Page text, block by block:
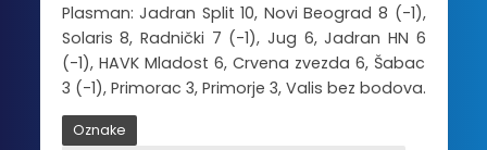
Plasman: Jadran Split 10, Novi Beograd 8 (-1),
Solaris 8, Radnički 7 (-1), Jug 6, Jadran HN 6
(-1), HAVK Mladost 6, Crvena zvezda 6, Šabac
3 (-1), Primorac 3, Primorje 3, Valis bez bodova.
Oznake